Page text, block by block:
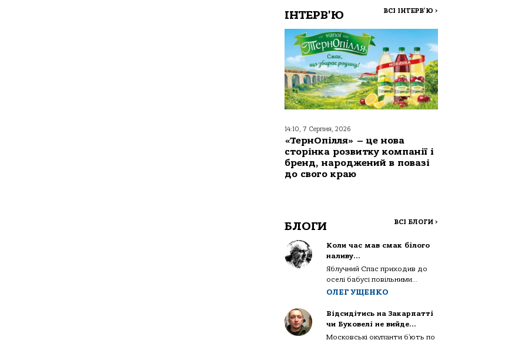
ІНТЕРВ'Ю ВСІ ІНТЕРВ'Ю >
14:10, 7 Серпня, 2026
«ТернОпілля» – це нова
сторінка розвитку компанії і
бренд, народжений в повазі
до свого краю
БЛОГИ ВСІ БЛОГИ >
Коли час мав смак білого
наливу…
Яблучний Спас приходив до
оселі бабусі повільними...
ОЛЕГ УЩЕНКО
Відсидітись на Закарпатті
чи Буковелі не вийде…
Московські окупанти б’ють по